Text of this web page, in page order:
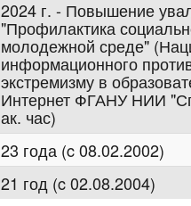
2024 г. - Повышение
"Профилактика
молодежной среде"
информационного
экстремизму в
Интернет ФГАНУ НИИ
ак. час)
23 года (c 08.02.2002)
21 год (c 02.08.2004)